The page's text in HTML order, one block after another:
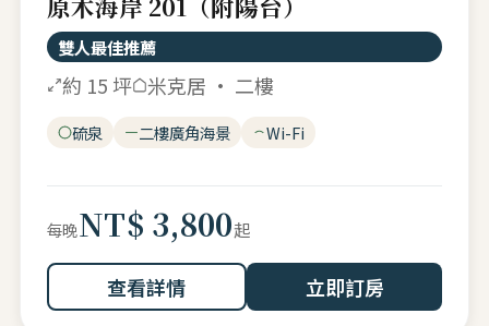
雙人最佳推薦
約 15 坪 米克居 · 二樓
硫泉 二樓廣角海景 Wi-Fi
每晚NT$ 3,800起
查看詳情 立即訂房